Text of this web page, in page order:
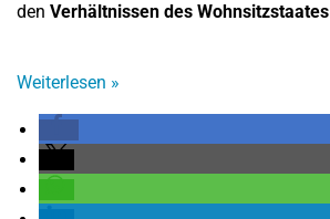
den Verhältnissen des Wohnsitzstaates
Weiterlesen »